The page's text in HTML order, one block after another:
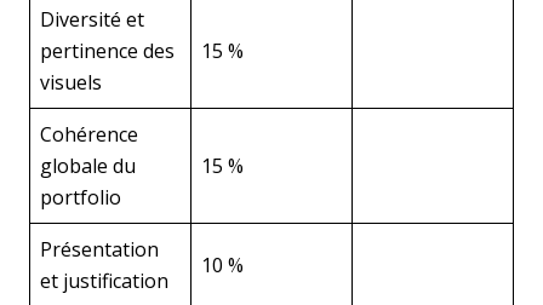
Diversité et
pertinence des
visuels
15 %
Cohérence
globale du
portfolio
15 %
Présentation
et justification
10 %